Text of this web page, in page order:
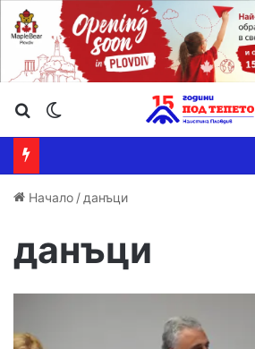
Търсене ...
Начало / данъци
данъци